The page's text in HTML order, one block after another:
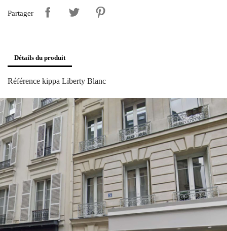
Partager
Détails du produit
Référence kippa Liberty Blanc